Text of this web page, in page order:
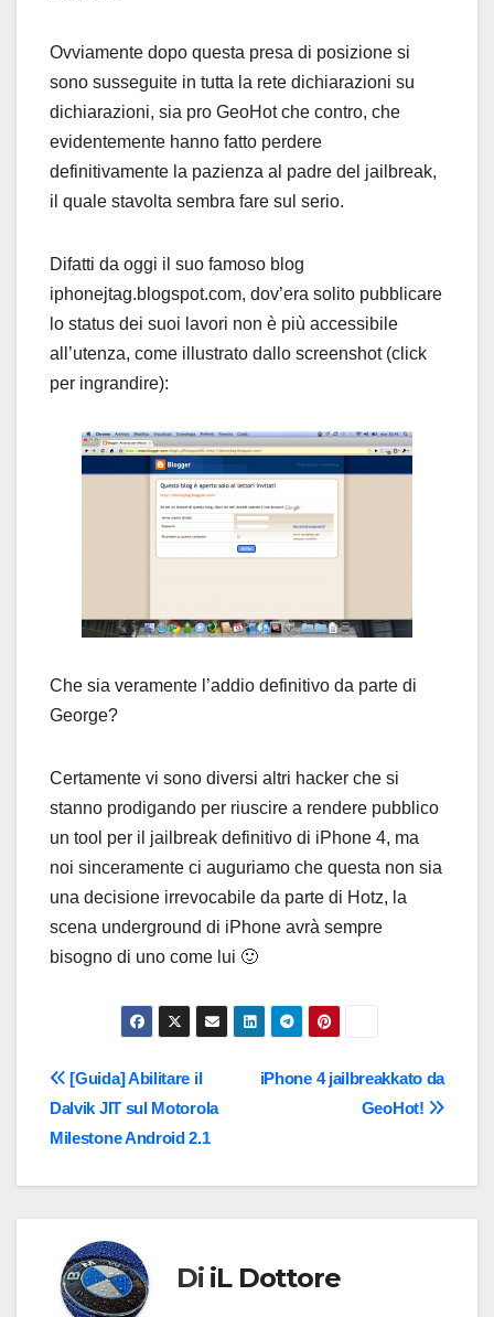
Ovviamente dopo questa presa di posizione si
sono susseguite in tutta la rete dichiarazioni su
dichiarazioni, sia pro GeoHot che contro, che
evidentemente hanno fatto perdere
definitivamente la pazienza al padre del jailbreak,
il quale stavolta sembra fare sul serio.
Difatti da oggi il suo famoso blog
iphonejtag.blogspot.com, dov’era solito pubblicare
lo status dei suoi lavori non è più accessibile
all’utenza, come illustrato dallo screenshot (click
per ingrandire):
Che sia veramente l’addio definitivo da parte di
George?
Certamente vi sono diversi altri hacker che si
stanno prodigando per riuscire a rendere pubblico
un tool per il jailbreak definitivo di iPhone 4, ma
noi sinceramente ci auguriamo che questa non sia
una decisione irrevocabile da parte di Hotz, la
scena underground di iPhone avrà sempre
bisogno di uno come lui 🙂
Navigazione
articoli
iPhone 4 jailbreakkato da
GeoHot!
[Guida] Abilitare il
Dalvik JIT sul Motorola
Milestone Android 2.1
Di iL Dottore